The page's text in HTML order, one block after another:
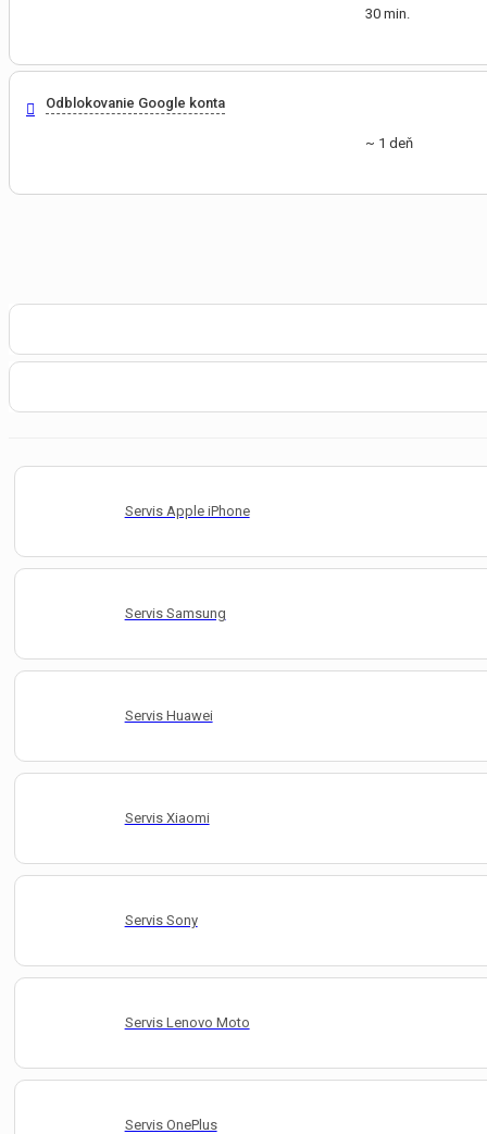
30 min.
Odblokovanie Google konta
~ 1 deň
Servis Apple iPhone
Servis Samsung
Servis Huawei
Servis Xiaomi
Servis Sony
Servis Lenovo Moto
Servis OnePlus